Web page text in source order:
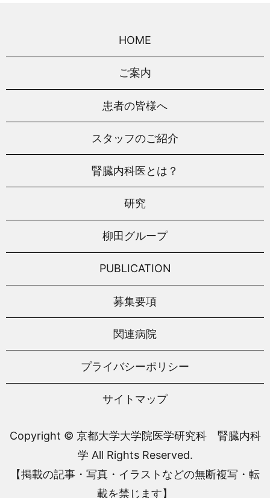
HOME
ご案内
患者の皆様へ
スタッフのご紹介
腎臓内科医とは？
研究
柳田グループ
PUBLICATION
募集要項
関連病院
プライバシーポリシー
サイトマップ
Copyright © 京都大学大学院医学研究科 腎臓内科
学 All Rights Reserved.
【掲載の記事・写真・イラストなどの無断複写・転
載を禁じます】